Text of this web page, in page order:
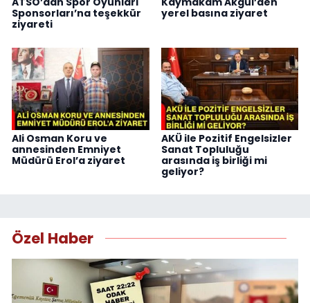
Sponsorları’na teşekkür
ziyareti
yerel basına ziyaret
Ali Osman Koru ve
annesinden Emniyet
Müdürü Erol’a ziyaret
AKÜ ile Pozitif Engelsizler
Sanat Topluluğu
arasında iş birliği mi
geliyor?
Özel Haber